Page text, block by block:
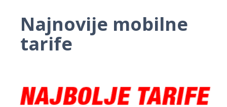
Najnovije mobilne
tarife